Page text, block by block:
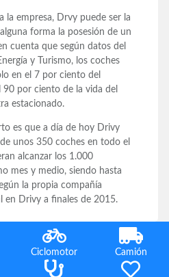
la empresa, Drvy puede ser la
forma la posesión de un
cuenta que según datos del
y Turismo, los coches
en el 7 por ciento del
por ciento de la vida del
estacionado.
es que a día de hoy Drivy
unos 350 coches en todo el
alcanzar los 1.000
mes y medio, siendo hasta
la propia compañía
en Drivy a finales de 2015.
Ciclomotor Camión